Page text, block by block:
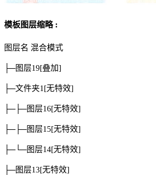
模板图层缩略 :
图层名 混合模式
├─图层19[叠加]
├─文件夹1 [无特效]
├─├─图层16[无特效]
├─├─图层15[无特效]
├─└─图层14[无特效]
├─图层13[无特效]